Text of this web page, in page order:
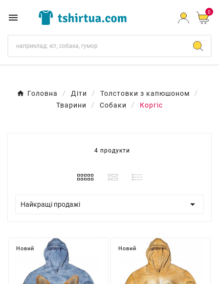
 0
Головна Діти
Толстовки з капюшоном
Тварини
Собаки Коргіс
4 продукти
Найкращі продажі 
Новий Новий